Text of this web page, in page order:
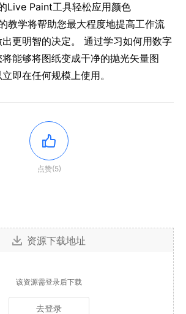
Live Paint工具轻松应用颜色
教学将帮助您最大程度地提高工作流
更明智的决定。 通过学习如何用数字
能够将图纸变成干净的抛光矢量图
即在任何规模上使用。
点赞(5)
资源下载地址
该资源需登录后下载
去登录